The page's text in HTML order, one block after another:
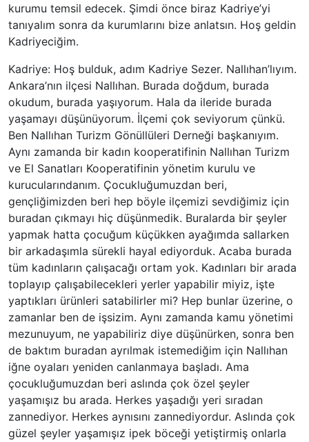
kurumu temsil edecek. Şimdi önce biraz Kadriye’yi
tanıyalım sonra da kurumlarını bize anlatsın. Hoş geldin
Kadriyeciğim.
Kadriye: Hoş bulduk, adım Kadriye Sezer. Nallıhan’lıyım.
Ankara’nın ilçesi Nallıhan. Burada doğdum, burada
okudum, burada yaşıyorum. Hala da ileride burada
yaşamayı düşünüyorum. İlçemi çok seviyorum çünkü.
Ben Nallıhan Turizm Gönüllüleri Derneği başkanıyım.
Aynı zamanda bir kadın kooperatifinin Nallıhan Turizm
ve El Sanatları Kooperatifinin yönetim kurulu ve
kurucularındanım. Çocukluğumuzdan beri,
gençliğimizden beri hep böyle ilçemizi sevdiğimiz için
buradan çıkmayı hiç düşünmedik. Buralarda bir şeyler
yapmak hatta çocuğum küçükken ayağımda sallarken
bir arkadaşımla sürekli hayal ediyorduk. Acaba burada
tüm kadınların çalışacağı ortam yok. Kadınları bir arada
toplayıp çalışabilecekleri yerler yapabilir miyiz, işte
yaptıkları ürünleri satabilirler mi? Hep bunlar üzerine, o
zamanlar ben de işsizim. Aynı zamanda kamu yönetimi
mezunuyum, ne yapabiliriz diye düşünürken, sonra ben
de baktım buradan ayrılmak istemediğim için Nallıhan
iğne oyaları yeniden canlanmaya başladı. Ama
çocukluğumuzdan beri aslında çok özel şeyler
yaşamışız bu arada. Herkes yaşadığı yeri sıradan
zannediyor. Herkes aynısını zannediyordur. Aslında çok
güzel şeyler yaşamışız ipek böceği yetiştirmiş onlarla